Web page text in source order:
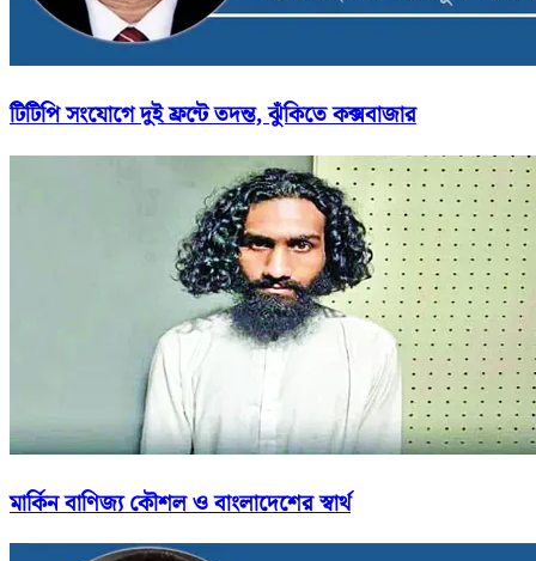
টিটিপি সংযোগে দুই ফ্রন্টে তদন্ত, ঝুঁকিতে কক্সবাজার
মার্কিন বাণিজ্য কৌশল ও বাংলাদেশের স্বার্থ